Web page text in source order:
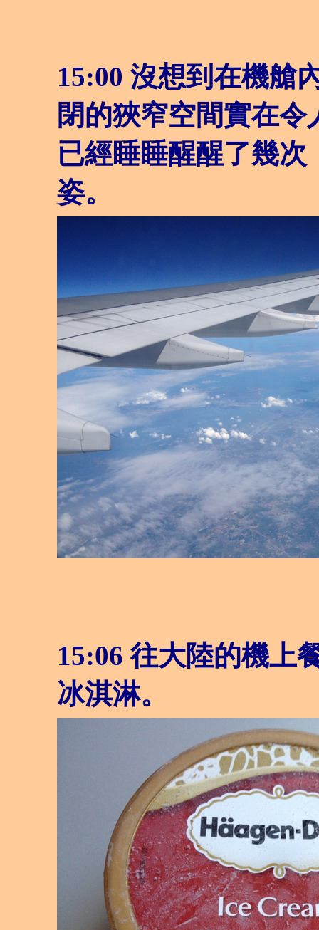
15:00 沒想到在機艙
閉的狹窄空間實在
已經睡睡醒醒了幾
姿。
15:06 往大陸的機上
冰淇淋。